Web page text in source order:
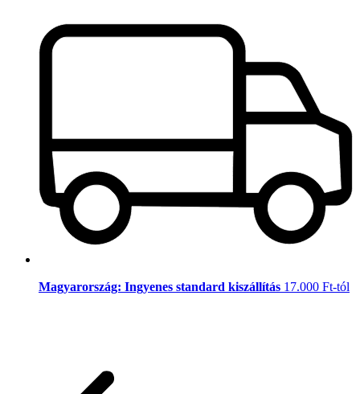
Magyarország: Ingyenes standard kiszállítás 17.000 Ft-tól